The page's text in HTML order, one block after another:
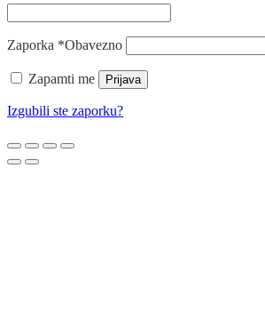
Zaporka *Obavezno
Zapamti me Prijava
Izgubili ste zaporku?